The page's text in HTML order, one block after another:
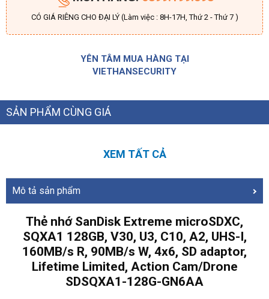
CÓ GIÁ RIÊNG CHO ĐẠI LÝ (Làm việc : 8H-17H, Thứ 2 - Thứ 7 )
YÊN TÂM MUA HÀNG TẠI
VIETHANSECURITY
SẢN PHẨM CÙNG GIÁ
XEM TẤT CẢ
Mô tả sản phẩm
Thẻ nhớ SanDisk Extreme microSDXC,
SQXA1 128GB, V30, U3, C10, A2, UHS-I,
160MB/s R, 90MB/s W, 4x6, SD adaptor,
Lifetime Limited, Action Cam/Drone
SDSQXA1-128G-GN6AA